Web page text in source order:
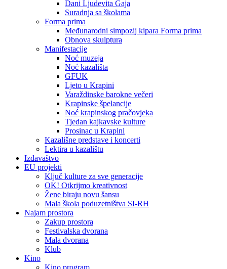
Dani Ljudevita Gaja
Suradnja sa školama
Forma prima
Međunarodni simpozij kipara Forma prima
Obnova skulptura
Manifestacije
Noć muzeja
Noć kazališta
GFUK
Ljeto u Krapini
Varaždinske barokne večeri
Krapinske špelancije
Noć krapinskog pračovjeka
Tjedan kajkavske kulture
Prosinac u Krapini
Kazališne predstave i koncerti
Lektira u kazalištu
Izdavaštvo
EU projekti
Ključ kulture za sve generacije
OK! Otkrijmo kreativnost
Žene biraju novu šansu
Mala škola poduzetništva SI-RH
Najam prostora
Zakup prostora
Festivalska dvorana
Mala dvorana
Klub
Kino
Kino program